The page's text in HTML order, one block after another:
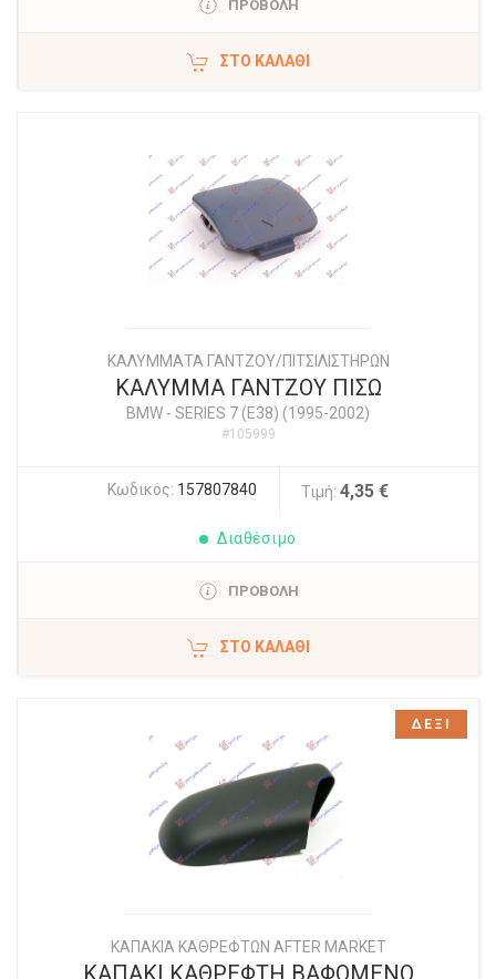
ΠΡΟΒΟΛΗ
ΣΤΟ ΚΑΛΆΘΙ
ΚΑΛΥΜΜΑΤΑ ΓΑΝΤΖOY/ΠΙΤΣΙΛΙΣΤΗΡΩΝ
ΚΑΛΥΜΜΑ ΓΑΝΤΖΟΥ ΠΙΣΩ
BMW - SERIES 7 (E38) (1995-2002)
#105999
Κωδικός: 157807840 Τιμή: 4,35 €
Διαθέσιμο
ΠΡΟΒΟΛΗ
ΣΤΟ ΚΑΛΆΘΙ
ΚΑΠΑΚΙΑ ΚΑΘΡΕΦΤΩΝ AFTER MARKET
ΚΑΠΑΚΙ ΚΑΘΡΕΦΤΗ ΒΑΦΟΜΕΝΟ
ΔΕΞΙ